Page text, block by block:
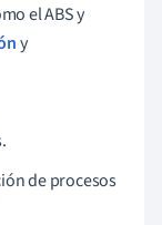
el ABS y
y
de procesos